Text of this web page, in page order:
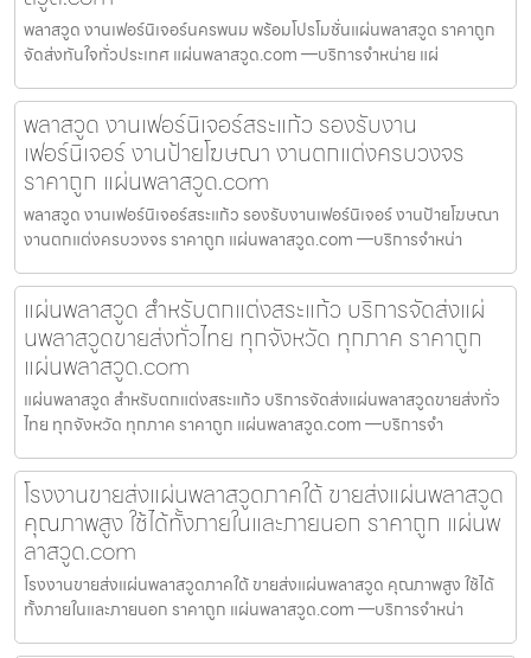
พลาสวูด งานเฟอร์นิเจอร์นครพนม พร้อมโปรโมชั่นแผ่นพลาสวูด ราคาถูก
จัดส่งทันใจทั่วประเทศ แผ่นพลาสวูด.com —บริการจำหน่าย แผ่
พลาสวูด งานเฟอร์นิเจอร์สระแก้ว รองรับงาน
เฟอร์นิเจอร์ งานป้ายโฆษณา งานตกแต่งครบวงจร
ราคาถูก แผ่นพลาสวูด.com
พลาสวูด งานเฟอร์นิเจอร์สระแก้ว รองรับงานเฟอร์นิเจอร์ งานป้ายโฆษณา
งานตกแต่งครบวงจร ราคาถูก แผ่นพลาสวูด.com —บริการจำหน่า
แผ่นพลาสวูด สำหรับตกแต่งสระแก้ว บริการจัดส่งแผ่
นพลาสวูดขายส่งทั่วไทย ทุกจังหวัด ทุกภาค ราคาถูก
แผ่นพลาสวูด.com
แผ่นพลาสวูด สำหรับตกแต่งสระแก้ว บริการจัดส่งแผ่นพลาสวูดขายส่งทั่ว
ไทย ทุกจังหวัด ทุกภาค ราคาถูก แผ่นพลาสวูด.com —บริการจำ
โรงงานขายส่งแผ่นพลาสวูดภาคใต้ ขายส่งแผ่นพลาสวูด
คุณภาพสูง ใช้ได้ทั้งภายในและภายนอก ราคาถูก แผ่นพ
ลาสวูด.com
โรงงานขายส่งแผ่นพลาสวูดภาคใต้ ขายส่งแผ่นพลาสวูด คุณภาพสูง ใช้ได้
ทั้งภายในและภายนอก ราคาถูก แผ่นพลาสวูด.com —บริการจำหน่า